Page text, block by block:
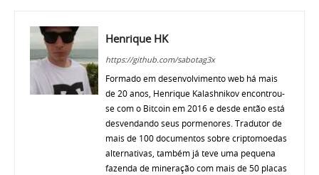
Henrique HK
https://github.com/sabotag3x
Formado em desenvolvimento web há mais
de 20 anos, Henrique Kalashnikov encontrou-
se com o Bitcoin em 2016 e desde então está
desvendando seus pormenores. Tradutor de
mais de 100 documentos sobre criptomoedas
alternativas, também já teve uma pequena
fazenda de mineração com mais de 50 placas